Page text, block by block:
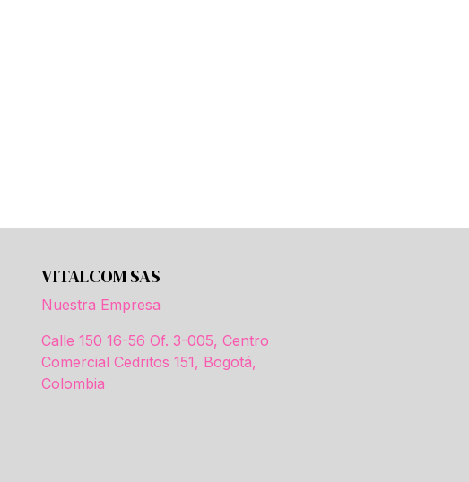
VITALCOM SAS
Nuestra Empresa
Calle 150 16-56 Of. 3-005, Centro
Comercial Cedritos 151, Bogotá,
Colombia